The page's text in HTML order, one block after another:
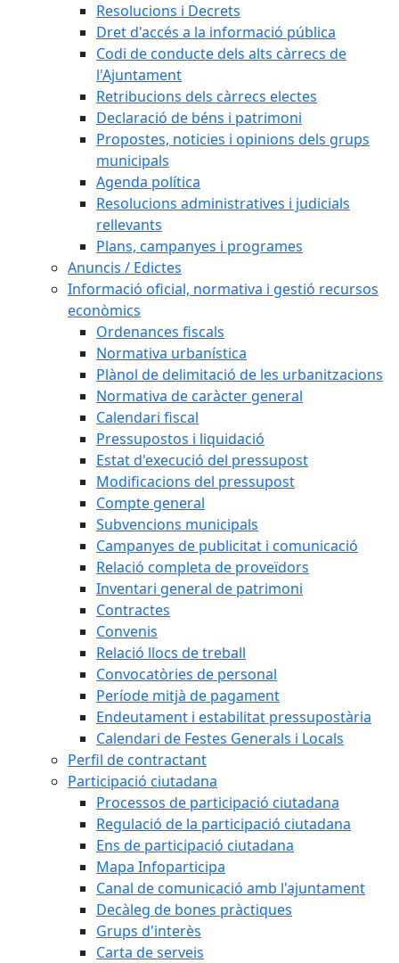
Resolucions i Decrets
Dret d'accés a la informació pública
Codi de conducte dels alts càrrecs de
l'Ajuntament
Retribucions dels càrrecs electes
Declaració de béns i patrimoni
Propostes, noticies i opinions dels grups
municipals
Agenda política
Resolucions administratives i judicials
rellevants
Plans, campanyes i programes
Anuncis / Edictes
Informació oficial, normativa i gestió recursos
econòmics
Ordenances fiscals
Normativa urbanística
Plànol de delimitació de les urbanitzacions
Normativa de caràcter general
Calendari fiscal
Pressupostos i liquidació
Estat d'execució del pressupost
Modificacions del pressupost
Compte general
Subvencions municipals
Campanyes de publicitat i comunicació
Relació completa de proveïdors
Inventari general de patrimoni
Contractes
Convenis
Relació llocs de treball
Convocatòries de personal
Període mitjà de pagament
Endeutament i estabilitat pressupostària
Calendari de Festes Generals i Locals
Perfil de contractant
Participació ciutadana
Processos de participació ciutadana
Regulació de la participació ciutadana
Ens de participació ciutadana
Mapa Infoparticipa
Canal de comunicació amb l'ajuntament
Decàleg de bones pràctiques
Grups d'interès
Carta de serveis